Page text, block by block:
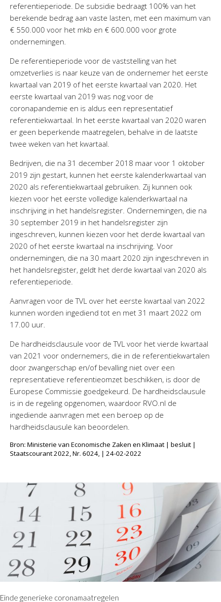
referentieperiode. De subsidie bedraagt 100% van het
berekende bedrag aan vaste lasten, met een maximum van
€ 550.000 voor het mkb en € 600.000 voor grote
ondernemingen.
De referentieperiode voor de vaststelling van het
omzetverlies is naar keuze van de ondernemer het eerste
kwartaal van 2019 of het eerste kwartaal van 2020. Het
eerste kwartaal van 2019 was nog voor de
coronapandemie en is aldus een representatief
referentiekwartaal. In het eerste kwartaal van 2020 waren
er geen beperkende maatregelen, behalve in de laatste
twee weken van het kwartaal.
Bedrijven, die na 31 december 2018 maar voor 1 oktober
2019 zijn gestart, kunnen het eerste kalenderkwartaal van
2020 als referentiekwartaal gebruiken. Zij kunnen ook
kiezen voor het eerste volledige kalenderkwartaal na
inschrijving in het handelsregister. Ondernemingen, die na
30 september 2019 in het handelsregister zijn
ingeschreven, kunnen kiezen voor het derde kwartaal van
2020 of het eerste kwartaal na inschrijving. Voor
ondernemingen, die na 30 maart 2020 zijn ingeschreven in
het handelsregister, geldt het derde kwartaal van 2020 als
referentieperiode.
Aanvragen voor de TVL over het eerste kwartaal van 2022
kunnen worden ingediend tot en met 31 maart 2022 om
17.00 uur.
De hardheidsclausule voor de TVL voor het vierde kwartaal
van 2021 voor ondernemers, die in de referentiekwartalen
door zwangerschap en/of bevalling niet over een
representatieve referentieomzet beschikken, is door de
Europese Commissie goedgekeurd. De hardheidsclausule
is in de regeling opgenomen, waardoor RVO.nl de
ingediende aanvragen met een beroep op de
hardheidsclausule kan beoordelen.
Bron: Ministerie van Economische Zaken en Klimaat | besluit |
Staatscourant 2022, Nr. 6024, | 24-02-2022
Einde generieke coronamaatregelen